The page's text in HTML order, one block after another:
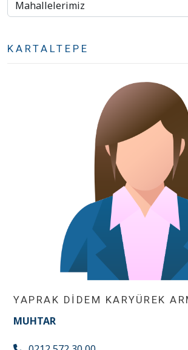
KARTALTEPE
YAPRAK DİDEM KARYÜREK
MUHTAR